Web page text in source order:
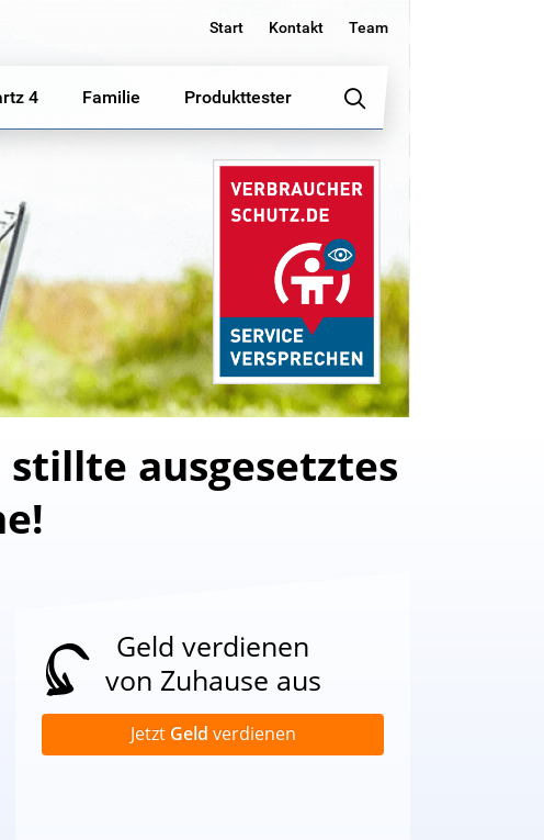
Start Kontakt Team
4 Familie Produkttester
ausgesetztes
Geld verdienen
von Zuhause aus
Jetzt Geld verdienen